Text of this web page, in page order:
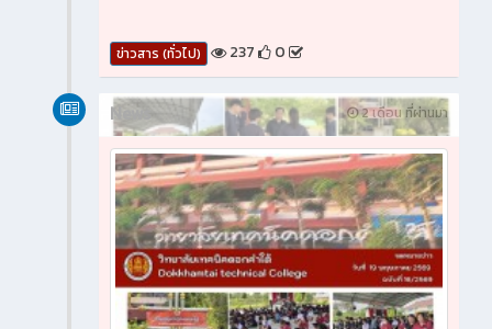
ข่าวสาร (ทั่วไป) 237 0
2 เดือน ที่ผ่านมา
News